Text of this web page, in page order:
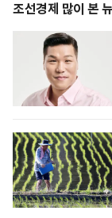
조선경제 많이 본